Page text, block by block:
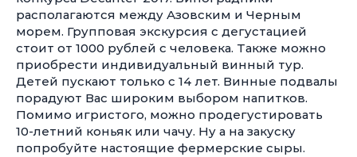
располагаются между Азовским и Черным
морем. Групповая экскурсия с дегустацией
стоит от 1000 рублей с человека. Также можно
приобрести индивидуальный винный тур.
Детей пускают только с 14 лет. Винные подвалы
порадуют Вас широким выбором напитков.
Помимо игристого, можно продегустировать
10-летний коньяк или чачу. Ну а на закуску
попробуйте настоящие фермерские сыры.